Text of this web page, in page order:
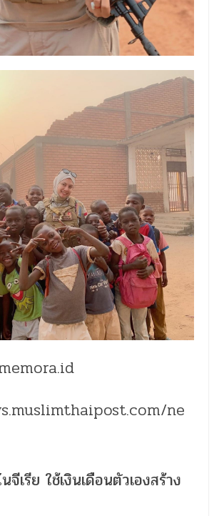
ne
จีเรีย ใช้เงินเดือนตัวเองสร้าง